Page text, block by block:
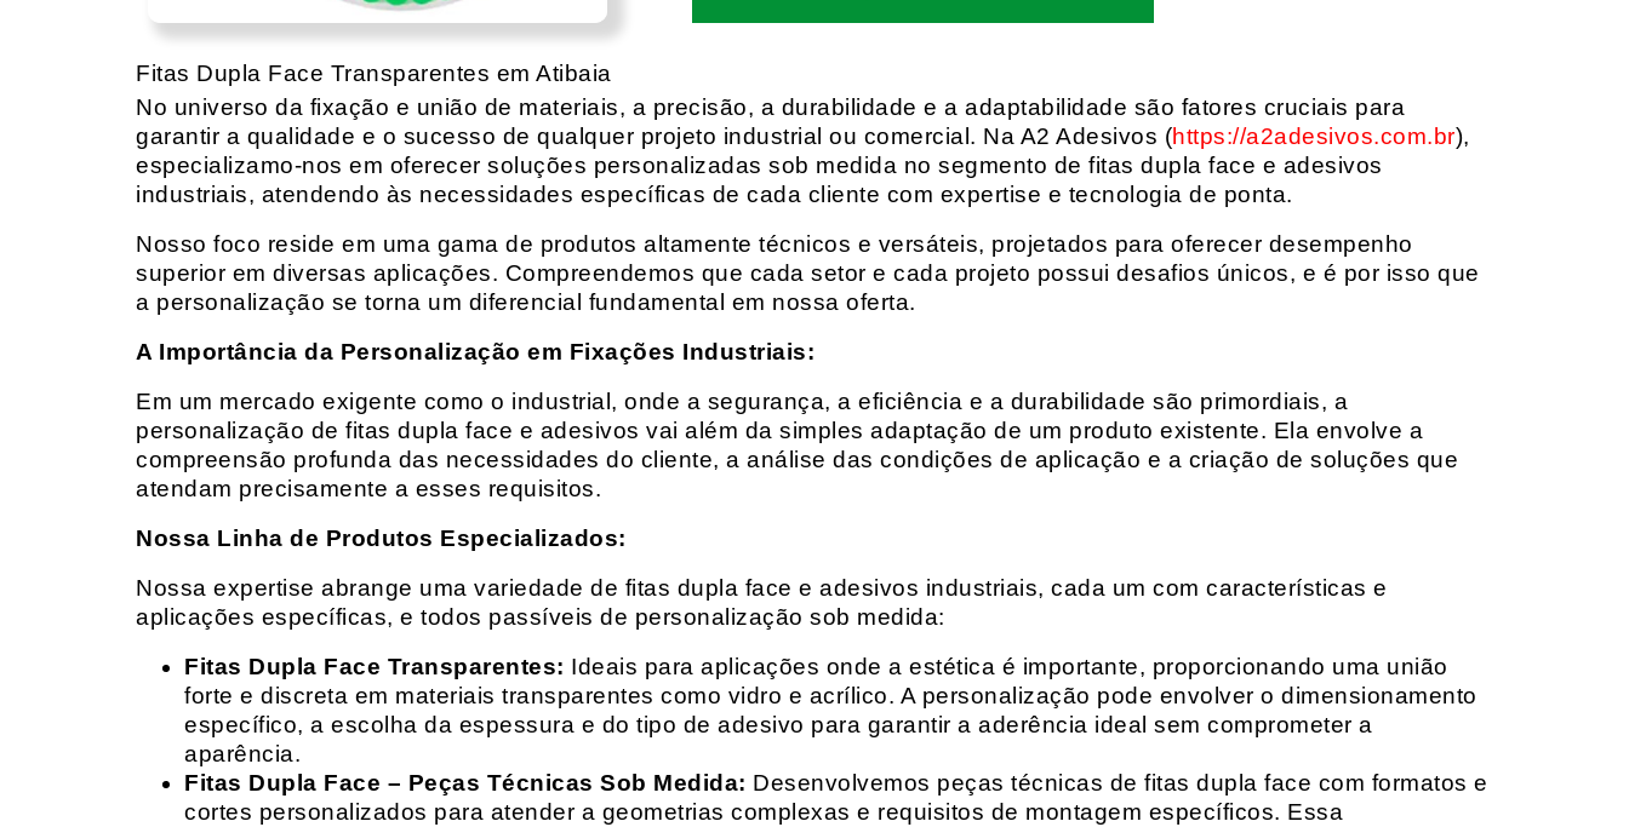
Fitas Dupla Face Transparentes em Atibaia
No universo da fixação e união de materiais, a precisão, a durabilidade e a adaptabilidade são fatores cruciais para
garantir a qualidade e o sucesso de qualquer projeto industrial ou comercial. Na A2 Adesivos (https://a2adesivos.com.br),
especializamo-nos em oferecer soluções personalizadas sob medida no segmento de fitas dupla face e adesivos
industriais, atendendo às necessidades específicas de cada cliente com expertise e tecnologia de ponta.
Nosso foco reside em uma gama de produtos altamente técnicos e versáteis, projetados para oferecer desempenho
superior em diversas aplicações. Compreendemos que cada setor e cada projeto possui desafios únicos, e é por isso que
a personalização se torna um diferencial fundamental em nossa oferta.
A Importância da Personalização em Fixações Industriais:
Em um mercado exigente como o industrial, onde a segurança, a eficiência e a durabilidade são primordiais, a
personalização de fitas dupla face e adesivos vai além da simples adaptação de um produto existente. Ela envolve a
compreensão profunda das necessidades do cliente, a análise das condições de aplicação e a criação de soluções que
atendam precisamente a esses requisitos.
Nossa Linha de Produtos Especializados:
Nossa expertise abrange uma variedade de fitas dupla face e adesivos industriais, cada um com características e
aplicações específicas, e todos passíveis de personalização sob medida:
Fitas Dupla Face Transparentes: Ideais para aplicações onde a estética é importante, proporcionando uma união
forte e discreta em materiais transparentes como vidro e acrílico. A personalização pode envolver o dimensionamento
específico, a escolha da espessura e do tipo de adesivo para garantir a aderência ideal sem comprometer a
aparência.
Fitas Dupla Face – Peças Técnicas Sob Medida: Desenvolvemos peças técnicas de fitas dupla face com formatos e
cortes personalizados para atender a geometrias complexas e requisitos de montagem específicos. Essa